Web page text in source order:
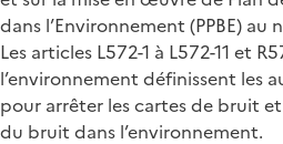
dans l’Environnement (PPBE) au
Les articles L572-1 à L572-11 et
l’environnement définissent les
pour arrêter les cartes de bruit
du bruit dans l’environnement.